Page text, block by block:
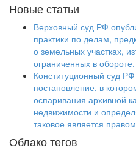
Новые статьи
Верховный суд РФ
практики по делам,
о земельных участках,
ограниченных в
Конституционный суд
постановление, в
оспаривания архивной
недвижимости и
таковое является
Облако тегов